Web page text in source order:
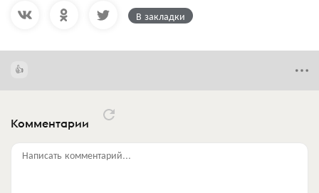
В закладки
Комментарии
Написать комментарий...